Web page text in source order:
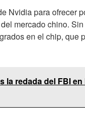
Nvidia para ofrecer
mercado chino.
en el chip, que
la redada del FBI